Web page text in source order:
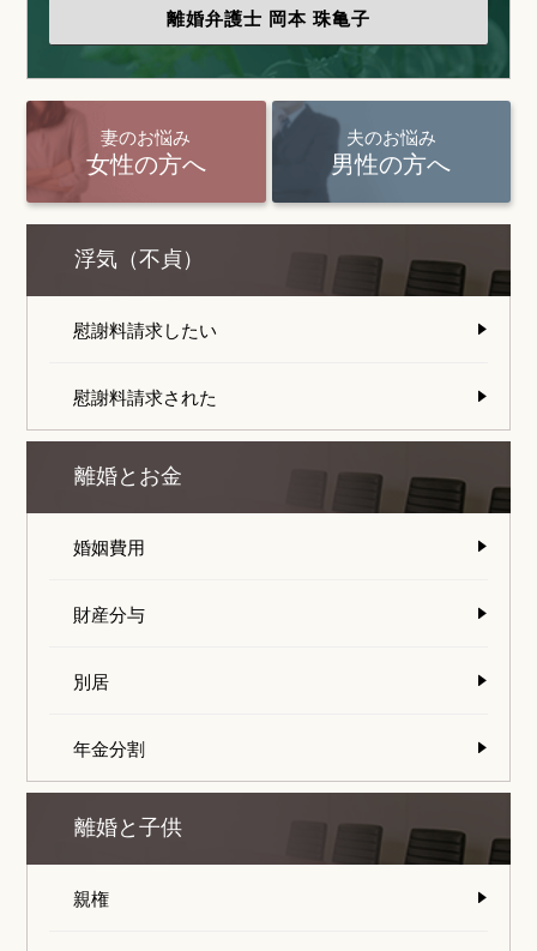
離婚弁護士 岡本 珠亀子
妻のお悩み
女性の方へ
夫のお悩み
男性の方へ
浮気（不貞）
慰謝料請求したい
慰謝料請求された
離婚とお金
婚姻費用
財産分与
別居
年金分割
離婚と子供
親権